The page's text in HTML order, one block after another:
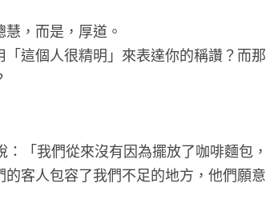
，而是，厚道。
這個人很精明」來表達你的稱讚？而那
「我們從來沒有因為擺放了咖啡麵包，
客人包容了我們不足的地方，他們願意